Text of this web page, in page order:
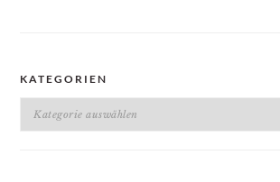
KATEGORIEN
Kategorien